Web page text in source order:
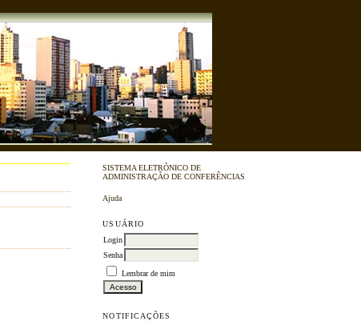
SISTEMA ELETRÔNICO DE
ADMINISTRAÇÃO DE CONFERÊNCIAS
Ajuda
USUÁRIO
Login
Senha
Lembrar de mim
NOTIFICAÇÕES